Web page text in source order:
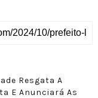
Resgata A
E Anunciará As